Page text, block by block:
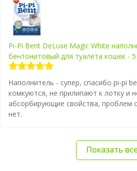
Pi-Pi Bent DeLuxe Magic White
бентонитовый для туалета кошек - 5
Наполнитель - супер, спасибо pi-pi
комкуются, не прилипают к лотку и
абсорбирующие свойства, проблем
нет.
Показать